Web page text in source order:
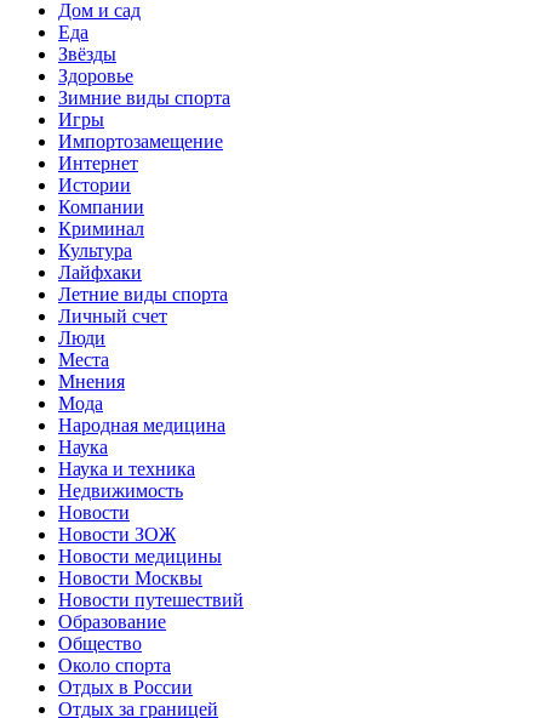
Дом и сад
Еда
Звёзды
Здоровье
Зимние виды спорта
Игры
Импортозамещение
Интернет
Истории
Компании
Криминал
Культура
Лайфхаки
Летние виды спорта
Личный счет
Люди
Места
Мнения
Мода
Народная медицина
Наука
Наука и техника
Недвижимость
Новости
Новости ЗОЖ
Новости медицины
Новости Москвы
Новости путешествий
Образование
Общество
Около спорта
Отдых в России
Отдых за границей